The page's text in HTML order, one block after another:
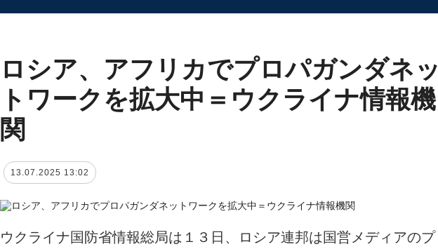
ウクルインフォルム
ウクルインフォルムについ
て
追加
特集
インタビュー
ロシア、アフリカでプロパガンダネッ
トワークを拡大中＝ウクライナ情報機
関
13.07.2025 13:02
ウクライナ国防省情報総局は１３日、ロシア連邦は国営メディアのプ